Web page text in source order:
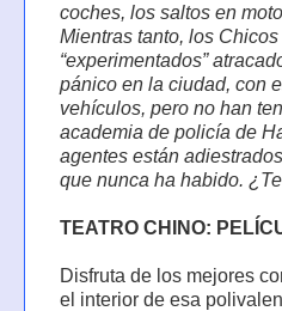
coches, los saltos en
Mientras tanto, los
“experimentados”
pánico en la ciudad, con
vehículos, pero no han
academia de policía de
agentes están
que nunca ha habido.
TEATRO CHINO:
Disfruta de los mejores
el interior de esa